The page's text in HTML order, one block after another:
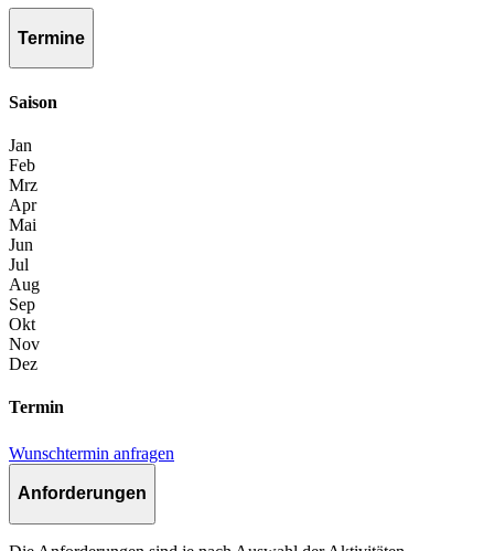
Termine
Saison
Jan
Feb
Mrz
Apr
Mai
Jun
Jul
Aug
Sep
Okt
Nov
Dez
Termin
Wunschtermin anfragen
Anforderungen